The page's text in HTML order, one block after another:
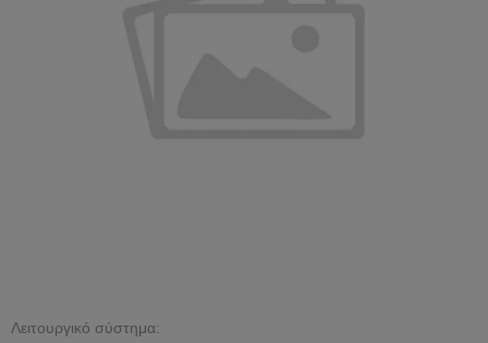
Λειτουργικό σύστημα: